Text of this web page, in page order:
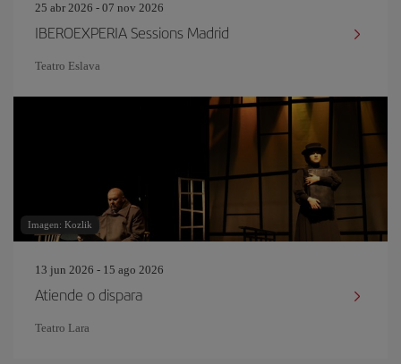
25 abr 2026 - 07 nov 2026
IBEROEXPERIA Sessions Madrid
Teatro Eslava
Imagen: Kozlik
13 jun 2026 - 15 ago 2026
Atiende o dispara
Teatro Lara